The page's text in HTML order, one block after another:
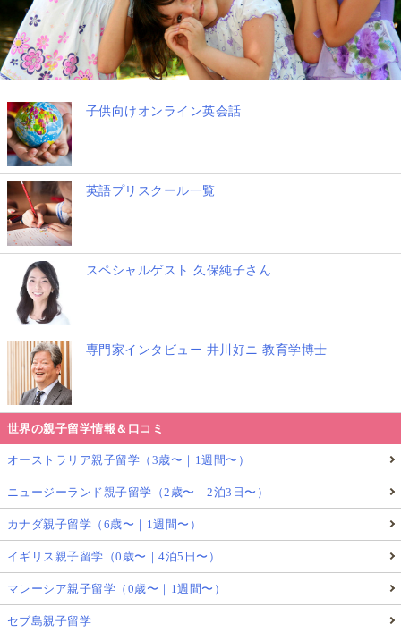
子供向けオンライン英会話
英語プリスクール一覧
スペシャルゲスト 久保純子さん
専門家インタビュー 井川好ニ 教育学博士
世界の親子留学情報＆口コミ
オーストラリア親子留学（3歳〜｜1週間〜）
ニュージーランド親子留学（2歳〜｜2泊3日〜）
カナダ親子留学（6歳〜｜1週間〜）
イギリス親子留学（0歳〜｜4泊5日〜）
マレーシア親子留学（0歳〜｜1週間〜）
セブ島親子留学